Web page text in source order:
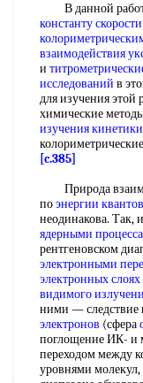
В данной
константу скорости
взаимодействия
и
исследований в
для изучения
химические
изучения кинетики
[c.385]
Природа
поэнергии квантов
неодинакова. Так,
ядерными
рентгеновском
электронными
электронных слоях
видимого
ними — следствие
электронов (сфера
поглощение ИК- и
переходом между
уровнями